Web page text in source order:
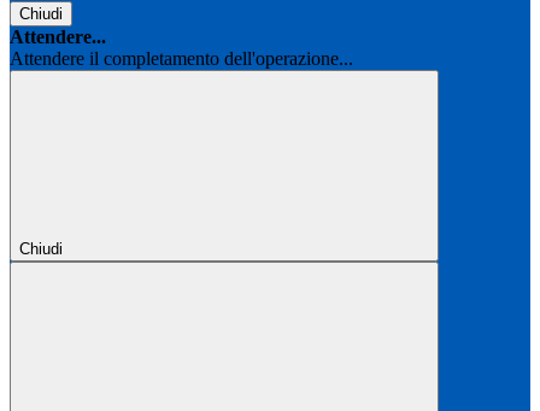
Chiudi
Attendere...
Attendere il completamento dell'operazione...
Chiudi